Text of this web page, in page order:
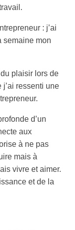
: j’ai
semaine mon
plaisir lors de
j’ai ressenti une
d’un
aux
à ne pas
mais à
vivre et aimer.
et de la